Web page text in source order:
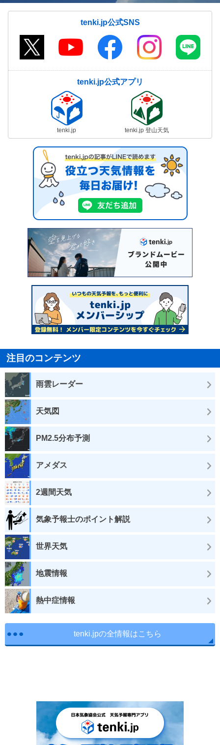
tenki.jp公式SNS
tenki.jp公式アプリ
tenki.jp tenki.jp 登山天気
注目のコンテンツ
雨雲レーダー
天気図
PM2.5分布予測
アメダス
2週間天気
気象予報士のポイント解説
世界天気
地震情報
熱中症情報
tenki.jpの全情報はこちら